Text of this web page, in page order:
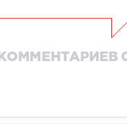
КОММЕНТАРИЕВ